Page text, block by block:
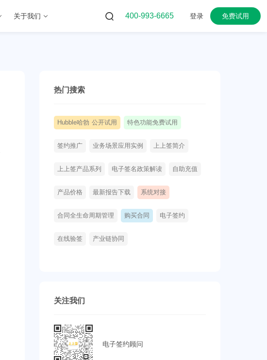
关于我们 400-993-6665 登录 免费试用
热门搜索
Hubble哈勃 公开试用 特色功能免费试用
签约推广 业务场景应用实例 上上签简介
上上签产品系列 电子签名政策解读 自助充值
产品价格 最新报告下载 系统对接
合同全生命周期管理 购买合同 电子签约
在线验签 产业链协同
关注我们
电子签约顾问